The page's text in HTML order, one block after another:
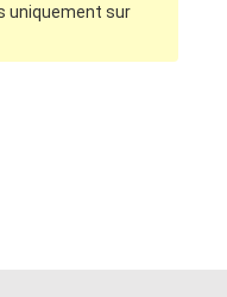
uniquement sur